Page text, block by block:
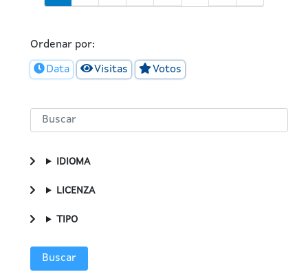
actualPortadaPortadaPortadaPortada
Seguinte
page
Ordenar por:
Data Visitas Votos
IDIOMA
TIPO
LICENZA